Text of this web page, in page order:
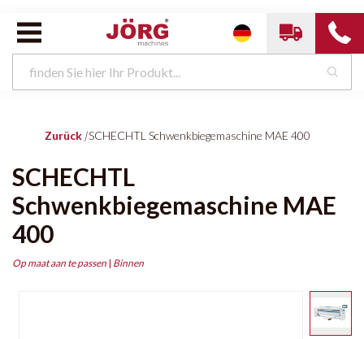
Zurück |SCHECHTL Schwenkbiegemaschine MAE 400
SCHECHTL
Schwenkbiegemaschine MAE
400
Op maat aan te passen | Binnen